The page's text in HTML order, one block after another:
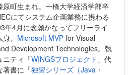
原町生まれ。一橋大学経済学部卒
にてシステム企画業務に携わる
年4月に念願かなってフリーライ
。 Microsoft MVP for Visual
Development Technologies。執
ニティ「WINGSプロジェクト 」代
著書に「独習シリーズ（Java・